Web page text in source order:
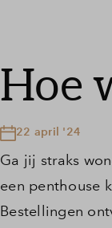
Hoe
22 april '24
Ga jij straks
een penthouse
Bestellingen